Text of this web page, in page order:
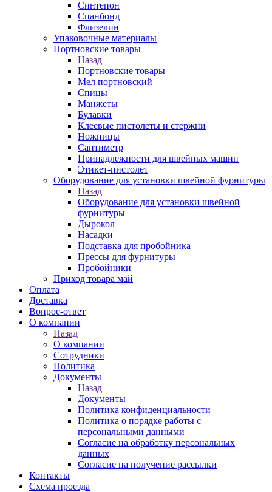
Синтепон
Спанбонд
Флизелин
Упаковочные материалы
Портновские товары
Назад
Портновские товары
Мел портновский
Спицы
Манжеты
Булавки
Клеевые пистолеты и стержни
Ножницы
Сантиметр
Принадлежности для швейных машин
Этикет-пистолет
Оборудование для установки швейной фурнитуры
Назад
Оборудование для установки швейной
фурнитуры
Дырокол
Насадки
Подставка для пробойника
Прессы для фурнитуры
Пробойники
Приход товара май
Оплата
Доставка
Вопрос-ответ
О компании
Назад
О компании
Сотрудники
Политика
Документы
Назад
Документы
Политика конфиденциальности
Политика о порядке работы с
персональными данными
Согласие на обработку персональных
данных
Согласие на получение рассылки
Контакты
Схема проезда